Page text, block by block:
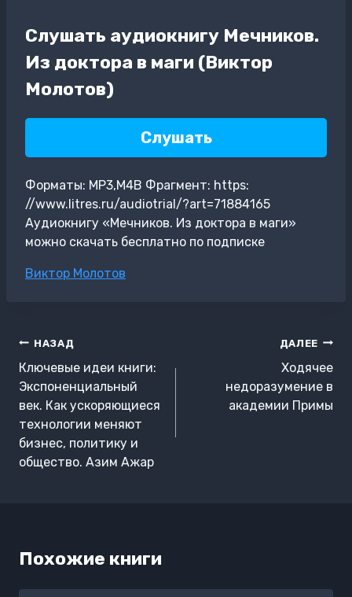
Слушать аудиокнигу Мечников.
Из доктора в маги (Виктор
Молотов)
Слушать
Форматы: MP3,M4B Фрагмент: https:
//www.litres.ru/audiotrial/?art=71884165
Аудиокнигу «Мечников. Из доктора в маги»
можно скачать бесплатно по подписке
Метки
Виктор Молотов
Навигация
по
записям
НАЗАД
Ключевые идеи книги:
Экспоненциальный
век. Как ускоряющиеся
технологии меняют
бизнес, политику и
общество. Азим Ажар
ДАЛЕЕ
Ходячее
недоразумение в
академии Примы
Похожие книги